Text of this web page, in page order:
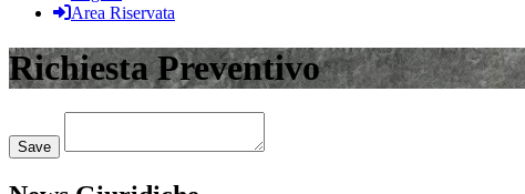
Area Riservata
Richiesta Preventivo
Save